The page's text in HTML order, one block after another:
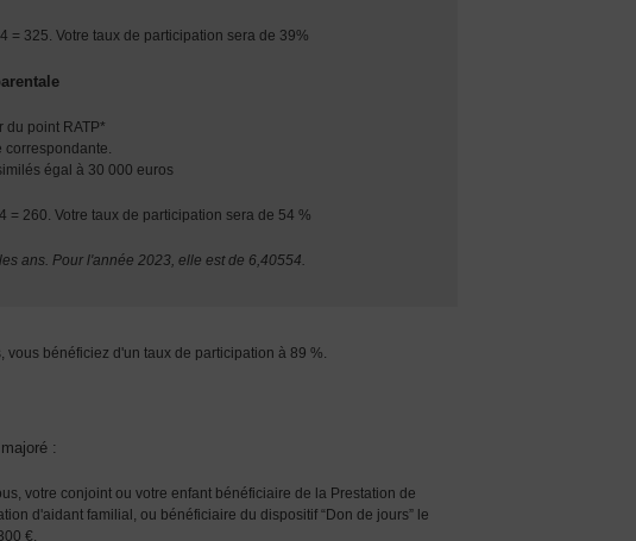
= 325. Votre taux de participation sera de 39%
du point RATP*
correspondante.
égal à 30 000 euros
= 260. Votre taux de participation sera de 54 %
ans. Pour l'année 2023, elle est de 6,40554.
bénéficiez d'un taux de participation à 89 %.
:
votre conjoint ou votre enfant bénéficiaire de la Prestation de
d'aidant familial, ou bénéficiaire du dispositif “Don de jours” le
€.